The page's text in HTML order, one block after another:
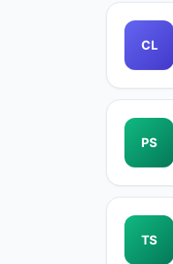
CL
PS
TS